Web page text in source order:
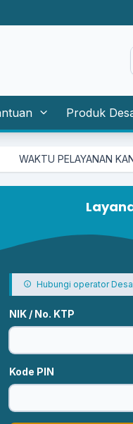
Produk
PELAYANAN KANTOR
Hubungi operator
NIK / No. KTP
Kode PIN